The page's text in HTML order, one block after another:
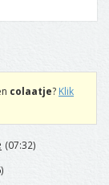
colaatje? Klik
(07:32)